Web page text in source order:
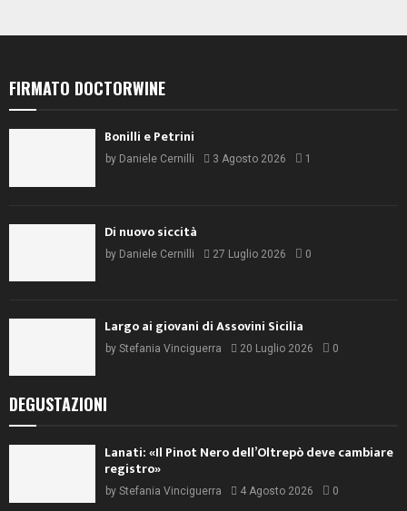
FIRMATO DOCTORWINE
Bonilli e Petrini
by Daniele Cernilli 3 Agosto 2026 1
Di nuovo siccità
by Daniele Cernilli 27 Luglio 2026 0
Largo ai giovani di Assovini Sicilia
by Stefania Vinciguerra 20 Luglio 2026 0
DEGUSTAZIONI
Lanati: «Il Pinot Nero dell’Oltrepò deve cambiare
registro»
by Stefania Vinciguerra 4 Agosto 2026 0